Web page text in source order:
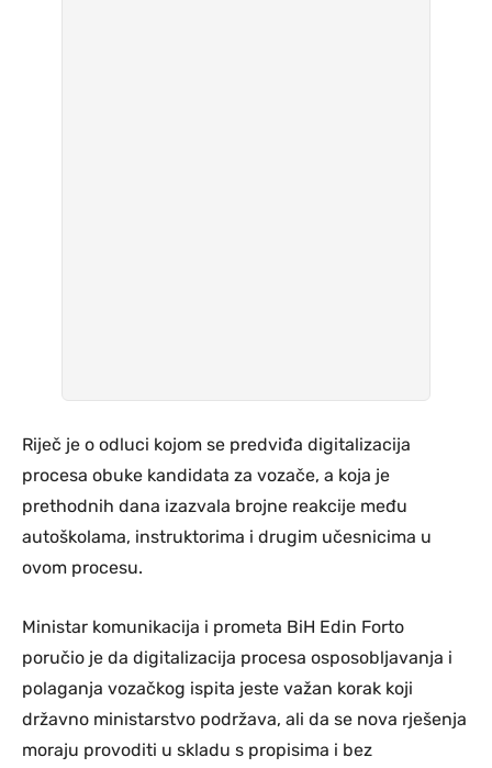
Riječ je o odluci kojom se predviđa digitalizacija
procesa obuke kandidata za vozače, a koja je
prethodnih dana izazvala brojne reakcije među
autoškolama, instruktorima i drugim učesnicima u
ovom procesu.
Ministar komunikacija i prometa BiH Edin Forto
poručio je da digitalizacija procesa osposobljavanja i
polaganja vozačkog ispita jeste važan korak koji
državno ministarstvo podržava, ali da se nova rješenja
moraju provoditi u skladu s propisima i bez